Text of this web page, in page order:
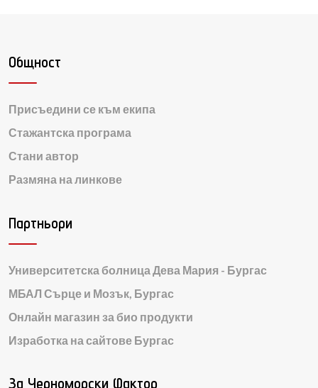
Общност
Присъедини се към екипа
Стажантска програма
Стани автор
Размяна на линкове
Партньори
Университетска болница Дева Мария - Бургас
МБАЛ Сърце и Мозък, Бургас
Онлайн магазин за био продукти
Изработка на сайтове Бургас
За Черноморски Фактор